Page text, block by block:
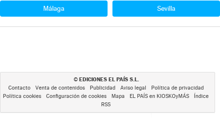
Málaga Sevilla
© EDICIONES EL PAÍS S.L.
Contacto Venta de contenidos Publicidad Aviso legal
Política de privacidad
Política cookies
Configuración de cookies Mapa EL PAÍS en KIOSKOyMÁS
Índice
RSS